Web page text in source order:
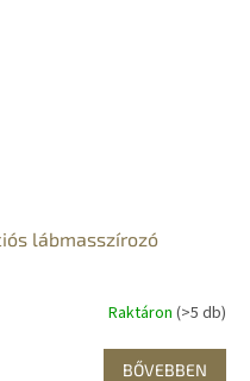
lábmasszírozó
Raktáron (>5 db)
BŐVEBBEN